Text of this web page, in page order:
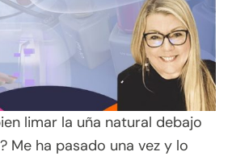
limar la uña natural debajo
Me ha pasado una vez y lo